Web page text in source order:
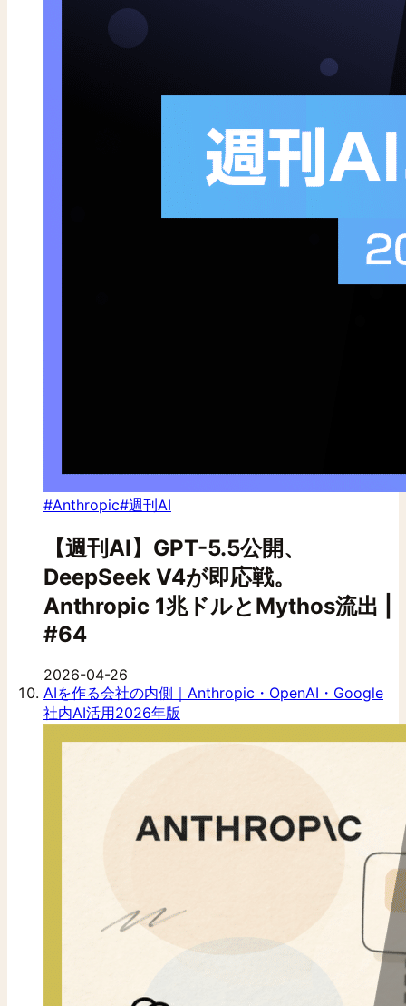
#Anthropic#週刊AI
【週刊AI】GPT-5.5公開、
DeepSeek V4が即応戦。
Anthropic 1兆ドルとMythos流出 |
#64
2026-04-26
AIを作る会社の内側｜Anthropic・OpenAI・Google
社内AI活用2026年版